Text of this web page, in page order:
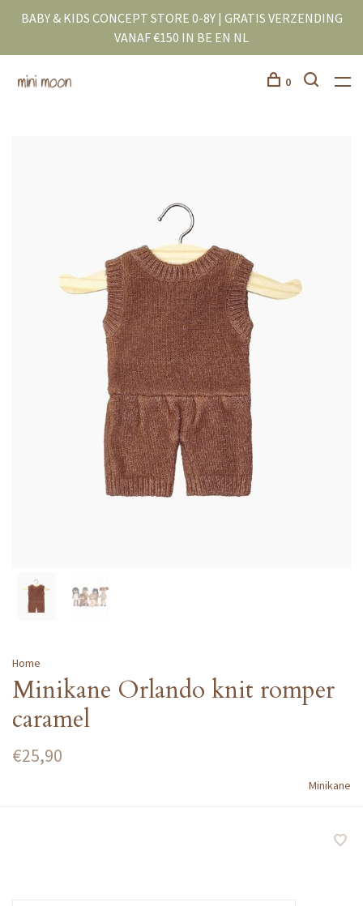
BABY & KIDS CONCEPT STORE 0-8Y | GRATIS VERZENDING
VANAF €150 IN BE EN NL
0
Home
Minikane Orlando knit romper
caramel
€25,90
Minikane